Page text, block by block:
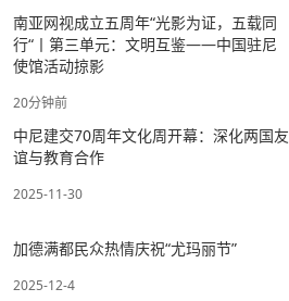
南亚⽹视成⽴五周年“光影为证，五载同
⾏“丨第三单元：⽂明互鉴——中国驻尼
使馆活动掠影
20分钟前
中尼建交70周年文化周开幕：深化两国友
谊与教育合作
2025-11-30
加德满都民众热情庆祝“尤玛丽节”
2025-12-4